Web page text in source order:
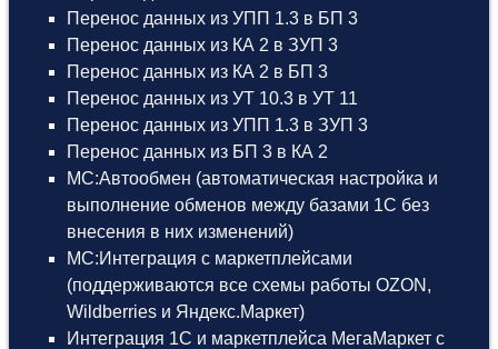
Перенос данных из УПП 1.3 в БП 3
Перенос данных из КА 2 в ЗУП 3
Перенос данных из КА 2 в БП 3
Перенос данных из УТ 10.3 в УТ 11
Перенос данных из УПП 1.3 в ЗУП 3
Перенос данных из БП 3 в КА 2
МС:Автообмен (автоматическая настройка и
выполнение обменов между базами 1С без
внесения в них изменений)
МС:Интеграция с маркетплейсами
(поддерживаются все схемы работы OZON,
Wildberries и Яндекс.Маркет)
Интеграция 1С и маркетплейса МегаМаркет с